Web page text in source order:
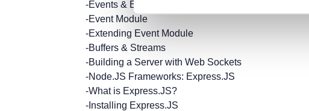
-Events & Event Emitters
-Event Module
-Extending Event Module
-Buffers & Streams
-Building a Server with Web Sockets
-Node.JS Frameworks: Express.JS
-What is Express.JS?
-Installing Express.JS